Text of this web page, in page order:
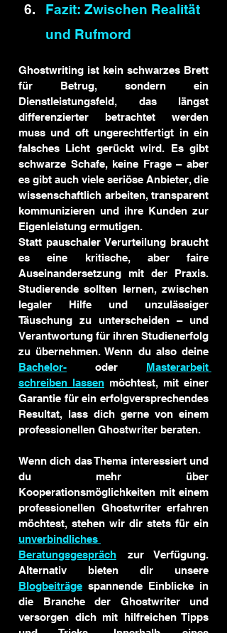
Fazit: Zwischen Realität
und Rufmord
Ghostwriting ist kein schwarzes Brett
für Betrug, sondern ein
Dienstleistungsfeld, das längst
differenzierter betrachtet werden
muss und oft ungerechtfertigt in ein
falsches Licht gerückt wird. Es gibt
schwarze Schafe, keine Frage – aber
es gibt auch viele seriöse Anbieter, die
wissenschaftlich arbeiten, transparent
kommunizieren und ihre Kunden zur
Eigenleistung ermutigen.
Statt pauschaler Verurteilung braucht
es eine kritische, aber faire
Auseinandersetzung mit der Praxis.
Studierende sollten lernen, zwischen
legaler Hilfe und unzulässiger
Täuschung zu unterscheiden – und
Verantwortung für ihren Studienerfolg
Bachelor- oder Masterarbeit
schreiben lassen möchtest, mit einer
Garantie für ein erfolgversprechendes
Resultat, lass dich gerne von einem
professionellen Ghostwriter beraten.
Wenn dich das Thema interessiert und
du mehr über
Kooperationsmöglichkeiten mit einem
professionellen Ghostwriter erfahren
unverbindliches
Beratungsgespräch zur Verfügung.
Blogbeiträge spannende Einblicke in
die Branche der Ghostwriter und
versorgen dich mit hilfreichen Tipps